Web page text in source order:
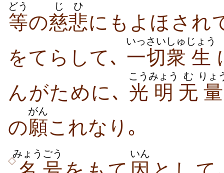
等
どう
の慈悲
じひ
にもよほされ
をてらして､ 一切
いっさい
衆
しゅ
生
じょう
んがために､ 光
こう
明
みょう
无
む
量
りょ
の願
がん
これなり｡
◇
みょう ごう いん